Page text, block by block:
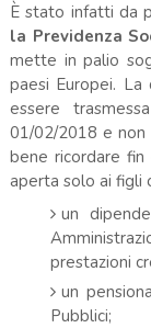
È stato infatti da
la Previdenza
mette in palio
paesi Europei.
essere
01/02/2018 e
bene ricordare
aperta solo ai figli
un
prestazioni
un
Pubblici;